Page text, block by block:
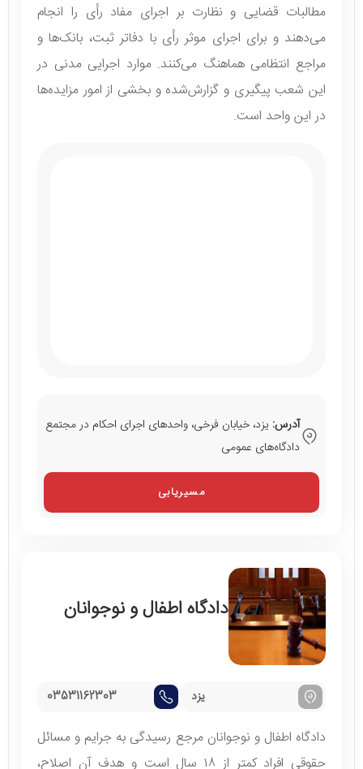
مطالبات قضایی و نظارت بر اجرای مفاد رأی را انجام
می‌دهند و برای اجرای موثر رأی با دفاتر ثبت، بانک‌ها و
مراجع انتظامی هماهنگ می‌کنند. موارد اجرایی مدنی در
این شعب پیگیری و گزارش‌شده و بخشی از امور مزایده‌ها
در این واحد است.
آدرس: یزد، خیابان فرخی، واحدهای اجرای احکام در مجتمع
دادگاه‌های عمومی
مسیریابی
دادگاه اطفال و نوجوانان
یزد 03531162303
دادگاه اطفال و نوجوانان مرجع رسیدگی به جرایم و مسائل
حقوقی افراد کمتر از ۱۸ سال است و هدف آن اصلاح،